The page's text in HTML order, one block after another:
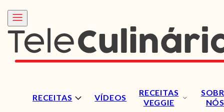
RECEITAS VÍDEOS
RECEITAS
VEGGIE
NÓS